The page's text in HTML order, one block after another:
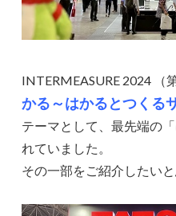
INTERMEASURE 2024
かる～はかるとつくる
テーマとして、最先端の
れていました。
その一部をご紹介したいと